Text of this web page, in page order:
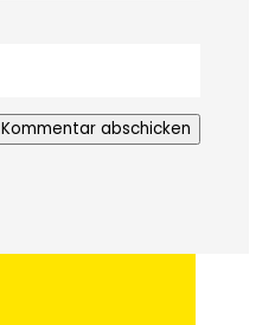
Kommentar abschicken